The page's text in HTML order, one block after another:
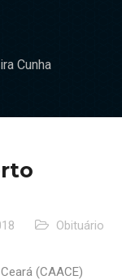
Cunha
Obituário
(CAACE)